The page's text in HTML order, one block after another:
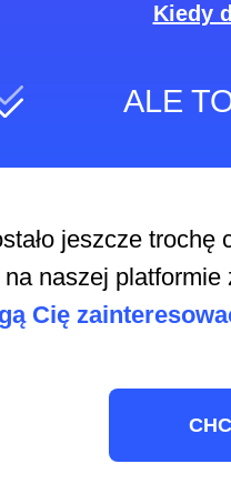
Kiedy
ALE
jeszcze
naszej platformie
Cię